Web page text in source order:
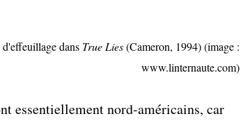
d'effeuillage dans True Lies(Cameron, 1994) (image :
www.linternaute.com)
essentiellement nord-américains, car